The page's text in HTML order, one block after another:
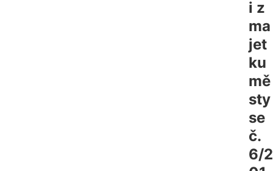
i z
ma
jet
ku
mě
sty
se
č.
6/2